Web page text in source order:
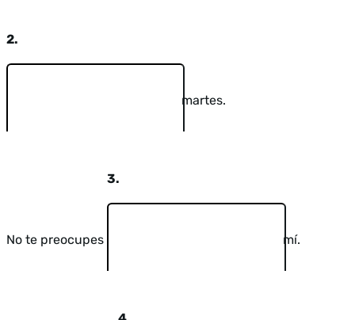
2.
martes.
No te preocupes
3.
mí.